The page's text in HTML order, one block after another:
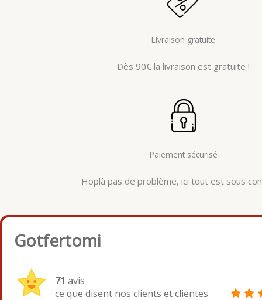
Livraison gratuite
Dès 90€ la livraison est gratuite !
Paiement sécurisé
Hoplà pas de problème, ici tout est sous
Gotfertomi
71 avis
ce que disent nos clients et clientes